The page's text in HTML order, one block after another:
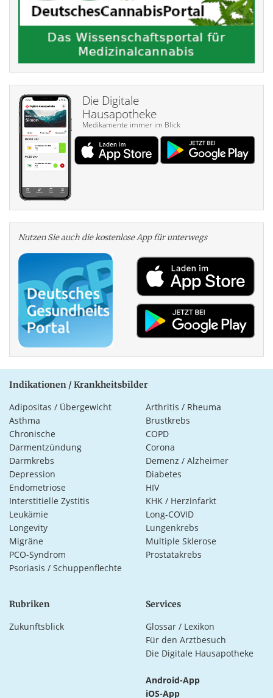
Die Digitale
Hausapotheke
Medikamente immer im Blick
Nutzen Sie auch die kosten­lose App für unterwegs
Indikationen / Krankheitsbilder
Adipositas / Übergewicht
Arthritis / Rheuma
Asthma
Brustkrebs
Chronische
Darmentzündung
COPD
Corona
Darmkrebs
Demenz / Alzheimer
Depression
Diabetes
Endometriose
HIV
Interstitielle Zystitis
KHK / Herzinfarkt
Leukämie
Long-COVID
Longevity
Lungenkrebs
Migräne
Multiple Sklerose
PCO-Syndrom
Prostatakrebs
Psoriasis / Schuppenflechte
Rubriken
Zukunftsblick
Services
Glossar / Lexikon
Für den Arztbesuch
Die Digitale Hausapotheke
Android-App
iOS-App